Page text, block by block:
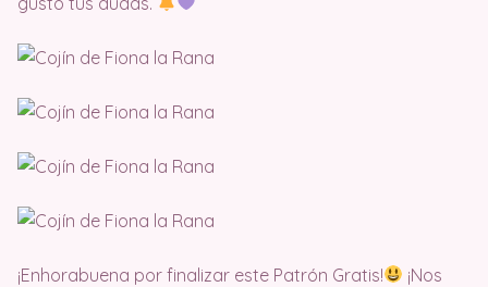
¡Enhorabuena por finalizar este Patrón Gratis!
¡Nos